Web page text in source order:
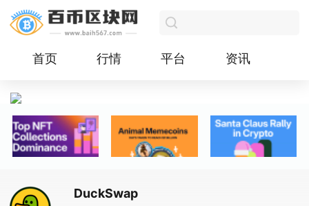
首页 行情 平台 资讯
DuckSwap